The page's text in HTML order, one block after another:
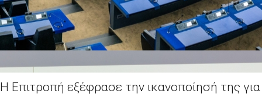
H Επιτροπή εξέφρασε την ικανοποίησή της για